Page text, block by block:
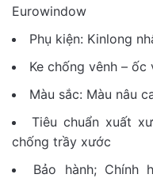
Eurowindow
Phụ kiện: Kinlong
Ke chống vênh –
Màu sắc: Màu nâu
Tiêu chuẩn xuất
chống trầy xước
Bảo hành; Chính